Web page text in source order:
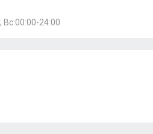
Вс:00:00-24:00